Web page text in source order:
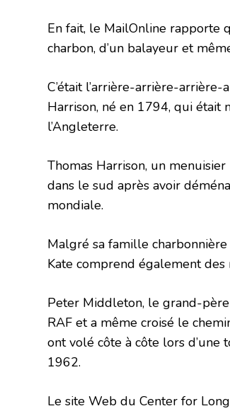
En fait, le MailOnline rapporte
charbon, d’un balayeur et
C’était l’arrière-arrière-
Harrison, né en 1794, qui était
l’Angleterre.
Thomas Harrison, un
dans le sud après avoir
mondiale.
Malgré sa famille
Kate comprend également
Peter Middleton, le grand-
RAF et a même croisé le
ont volé côte à côte lors
1962.
Le site Web du Center for